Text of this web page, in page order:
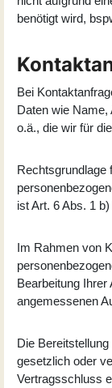
benötigt wird,
Bei
Daten wie
o.ä., die wir für
Rechtsgrundlage
ist Art. 6 Abs. 1
Im Rahmen von
Bearbeitung
angemessenen
Die
gesetzlich oder
Vertragsschluss